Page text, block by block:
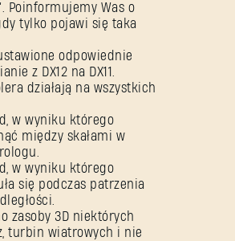
Poinformujemy Was o
tylko pojawi się taka
odpowiednie
z DX12 na DX11.
działają na wszystkich
w wyniku którego
między skałami w
w wyniku którego
się podczas patrzenia
zasoby 3D niektórych
turbin wiatrowych i nie